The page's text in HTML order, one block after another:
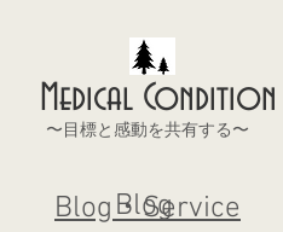
Medical Condition
〜目標と感動を共有する〜
Blog
Blog・Service